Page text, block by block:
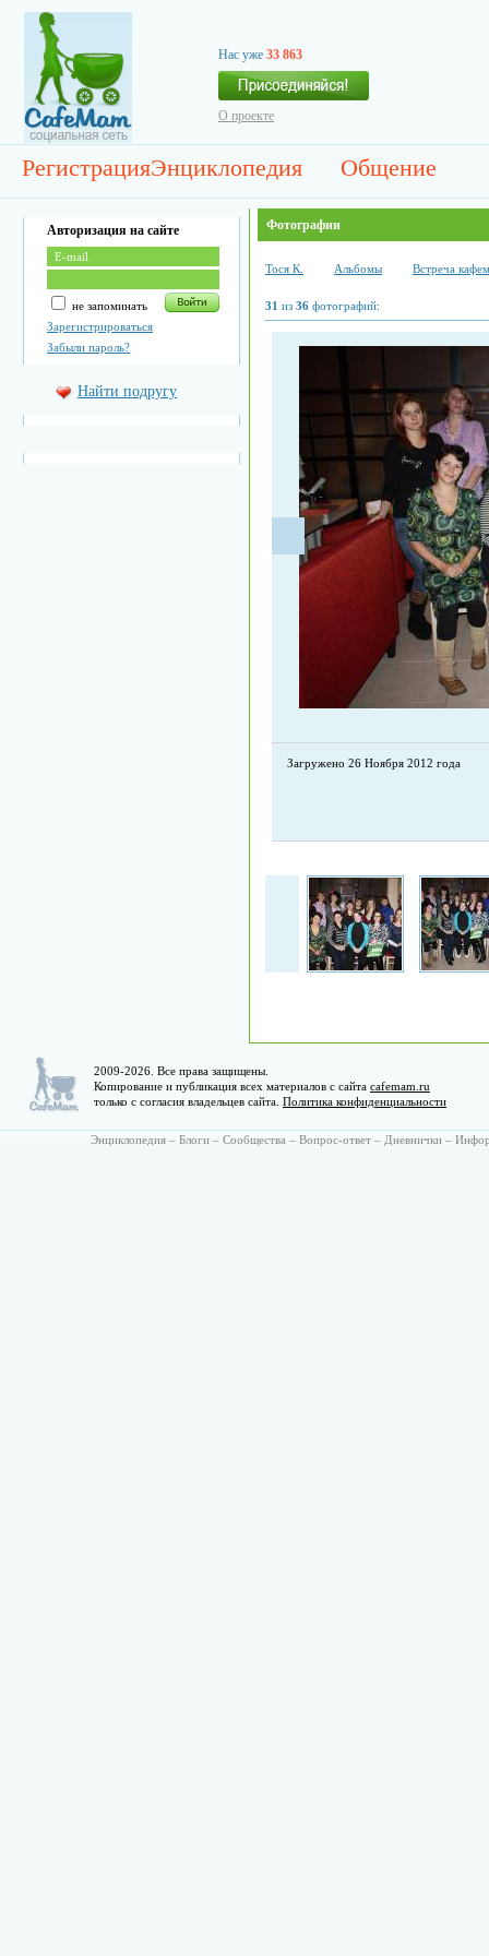
Нас уже 33 863
О проекте
РегистрацияЭнциклопедия Общение
Авторизация на сайте
не запоминать
Зарегистрироваться
Забыли пароль?
Найти подругу
Фотографии
Тоcя К. Альбомы Встреча
31 из 36 фотографий:
Загружено 26 Ноября 2012 года
2009-2026. Все права защищены.
Копирование и публикация всех материалов с сайта cafemam.ru
только с согласия владельцев сайта. Политика конфиденциальности
Энциклопедия – Блоги – Сообщества – Вопрос-ответ – Дневнички –